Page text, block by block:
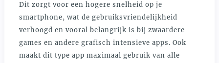
Dit zorgt voor een hogere snelheid op je
smartphone, wat de gebruiksvriendelijkheid
verhoogd en vooral belangrijk is bij zwaardere
games en andere grafisch intensieve apps. Ook
maakt dit type app maximaal gebruik van alle